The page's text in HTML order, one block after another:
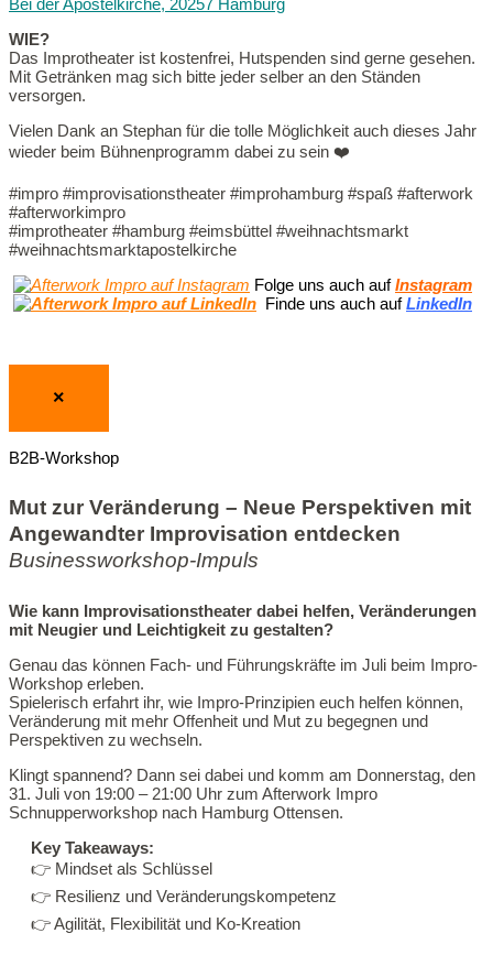
WIE?
Das Improtheater ist kostenfrei, Hutspenden sind gerne gesehen.
Mit Getränken mag sich bitte jeder selber an den Ständen
versorgen.
Vielen Dank an Stephan für die tolle Möglichkeit auch dieses Jahr
wieder beim Bühnenprogramm dabei zu sein ❤️
#impro #improvisationstheater #improhamburg #spaß #afterwork
#afterworkimpro
#improtheater #hamburg #eimsbüttel #weihnachtsmarkt
#weihnachtsmarktapostelkirche
Folge uns auch aufInstagram
Finde uns auch aufLinkedIn
×
B2B-Workshop
Mut zur Veränderung – Neue Perspektiven mit
Angewandter Improvisation entdecken
Businessworkshop-Impuls
Wie kann Improvisationstheater dabei helfen, Veränderungen
mit Neugier und Leichtigkeit zu gestalten?
Genau das können Fach- und Führungskräfte im Juli beim Impro-
Workshop erleben.
Spielerisch erfahrt ihr, wie Impro-Prinzipien euch helfen können,
Veränderung mit mehr Offenheit und Mut zu begegnen und
Perspektiven zu wechseln.
Klingt spannend? Dann sei dabei und komm am Donnerstag, den
31. Juli von 19:00 – 21:00 Uhr zum Afterwork Impro
Schnupperworkshop nach Hamburg Ottensen.
Key Takeaways:
👉 Mindset als Schlüssel
👉 Resilienz und Veränderungskompetenz
👉 Agilität, Flexibilität und Ko-Kreation